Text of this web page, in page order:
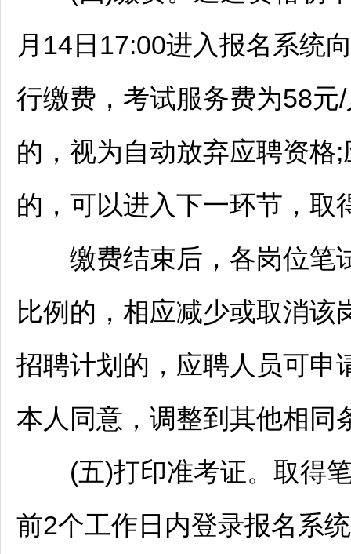
月14日17:00进入报名系统
行缴费，考试服务费为58
的，视为自动放弃应聘资格
的，可以进入下一环节，取
缴费结束后，各岗位笔
比例的，相应减少或取消该
招聘计划的，应聘人员可申
本人同意，调整到其他相同
(五)打印准考证。取得笔
前2个工作日内登录报名系